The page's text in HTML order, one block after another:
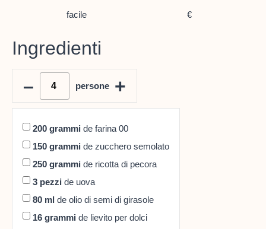
facile €
Ingredienti
–
persone +
200 grammi de farina 00
150 grammi de zucchero semolato
250 grammi de ricotta di pecora
3 pezzi de uova
80 ml de olio di semi di girasole
16 grammi de lievito per dolci